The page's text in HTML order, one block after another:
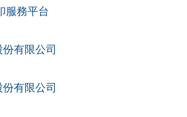
服務平台
有限公司
有限公司